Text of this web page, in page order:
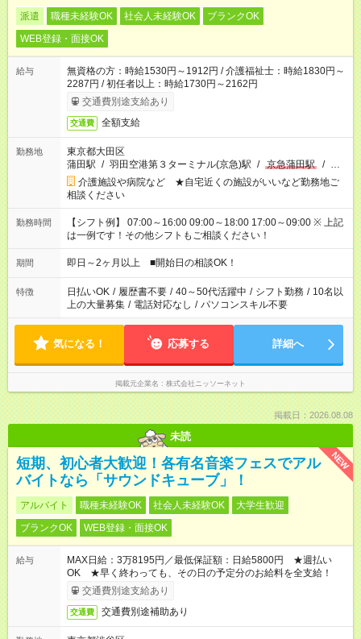
派遣 職種未経験OK 社会人未経験OK
ブランクOK
WEB登録・面接OK
給与
無資格の方：時給1530円～1912円 / 介護福祉士：時給1830円～
2287円 / 初任者以上：時給1730円～2162円
交通費別途支給あり
交通費 全額支給
勤務地
東京都大田区
蒲田駅 / 羽田空港第３ターミナル(京急)駅 / 京急蒲田駅 / …
介護施設や病院など ★自宅近くの施設がいいなど勤務地ご
相談ください
勤務時間
【シフト例】 07:00～16:00 09:00～18:00 17:00～09:00 ※ 上記
は一例です！その他シフトもご相談ください！
期間 即日～2ヶ月以上 ■開始日の相談OK！
特徴 日払いOK / 履歴書不要 / 40～50代活躍中 / シフト勤務 / 10名以
上の大量募集 / 電話対応なし / パソコンスキル不要
気になる！ 応募する 詳細へ
掲載元企業名 株式会社ニッソーネット
掲載日：2026.08.08
未読
NEW
短期、初心者大歓迎！各有名音楽フェスでアル
バイトなら「サウンドキューブ」！
アルバイト 職種未経験OK 社会人未経験OK
大学生歓迎
ブランクOK
WEB登録・面接OK
給与
MAX日給：3万8195円／最低保証額：日給5800円 ★週払い
OK ★早く終わっても、その日の予定分のお給料を全支給！
交通費別途支給あり
交通費 交通費別途補助あり